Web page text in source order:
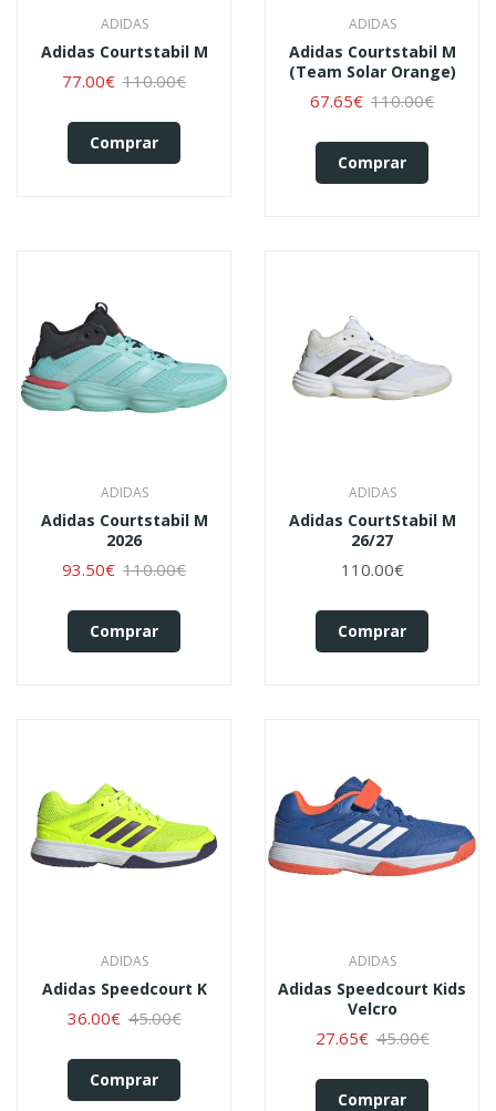
ADIDAS
Adidas Courtstabil M
77.00€ 110.00€
Comprar
ADIDAS
Adidas Courtstabil M
(team Solar Orange)
67.65€ 110.00€
Comprar
ADIDAS
Adidas Courtstabil M
2026
93.50€ 110.00€
Comprar
ADIDAS
Adidas CourtStabil M
26/27
110.00€
Comprar
ADIDAS
Adidas Speedcourt K
36.00€ 45.00€
Comprar
ADIDAS
Adidas Speedcourt Kids
Velcro
27.65€ 45.00€
Comprar